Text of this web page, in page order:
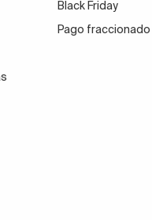
Black Friday
Pago fraccionado